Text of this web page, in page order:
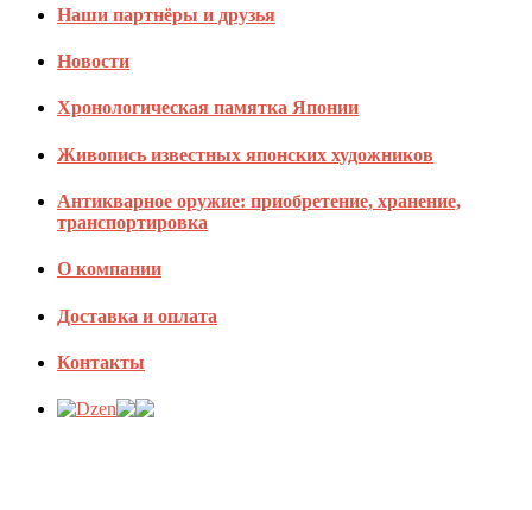
Наши партнёры и друзья
Новости
Хронологическая памятка Японии
Живопись известных японских художников
Антикварное оружие: приобретение, хранение,
транспортировка
О компании
Доставка и оплата
Контакты